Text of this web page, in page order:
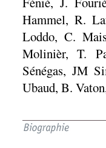
Hammel, R.
Loddo, C.
Molinièr, T.
Sénégas, JM
Ubaud, B.